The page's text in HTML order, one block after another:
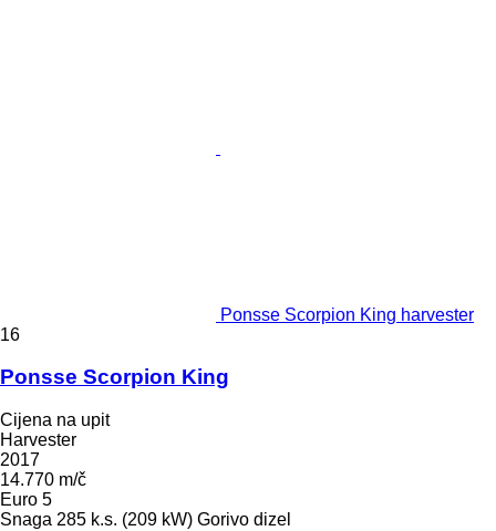
Ponsse Scorpion King harvester
16
Ponsse Scorpion King
Cijena na upit
Harvester
2017
14.770 m/č
Euro 5
Snaga 285 k.s. (209 kW) Gorivo dizel